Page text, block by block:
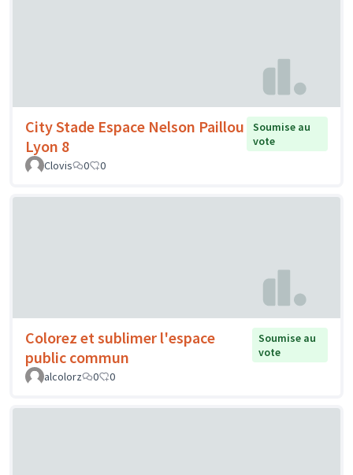
City Stade Espace Nelson Paillou
Lyon 8
Soumise au
vote
Clovis
0 0
Colorez et sublimer l'espace
public commun
Soumise au
vote
alcolorz
0 0